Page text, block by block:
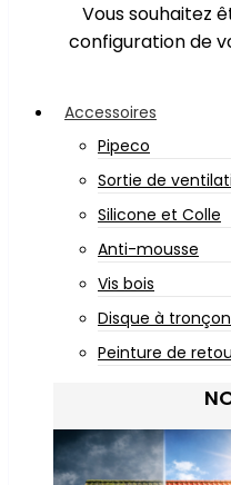
Vous souhaitez
configuration de
Accessoires
Pipeco
Sortie de
Silicone et Colle
Anti-mousse
Vis bois
Disque à
Peinture de